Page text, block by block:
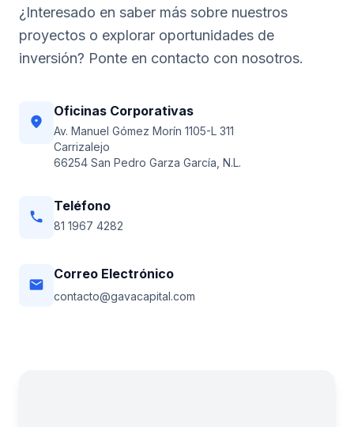
¿Interesado en saber más sobre nuestros
proyectos o explorar oportunidades de
inversión? Ponte en contacto con nosotros.
location_on
Oficinas Corporativas
Av. Manuel Gómez Morín 1105-L 311
Carrizalejo
66254 San Pedro Garza García, N.L.
phone
Teléfono
81 1967 4282
email
Correo Electrónico
contacto@gavacapital.com